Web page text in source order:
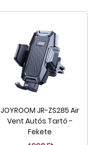
JOYROOM JR-ZS285 Air
Vent Autós Tartó -
Fekete